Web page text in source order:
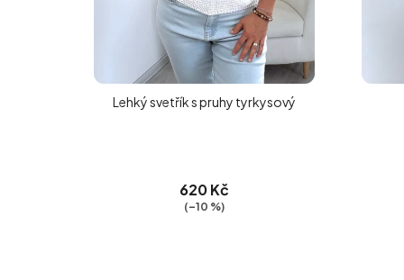
Lehký svetřík s pruhy tyrkysový
620 Kč
(–10 %)